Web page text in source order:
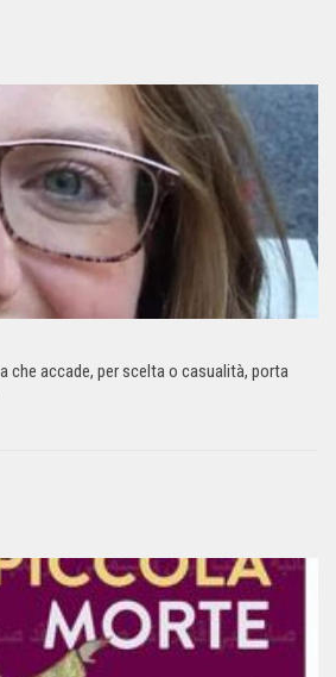
che accade, per scelta o casualità, porta